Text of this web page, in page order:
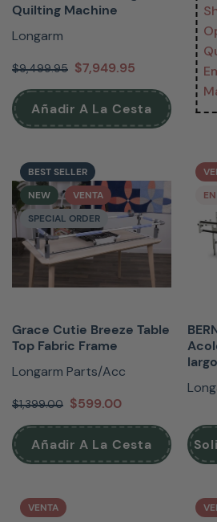
Quilting Machine
Longarm
$9,499.95 $7,949.95
Añadir A La Cesta
BEST SELLER
NEW
VENTA
SPECIAL ORDER
Grace Cutie Breeze Table
Top Fabric Frame
Longarm Parts/Acc
$1,399.00 $599.00
Añadir A La Cesta
VENTA